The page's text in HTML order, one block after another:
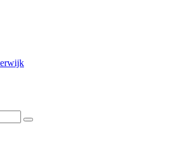
Zoeken